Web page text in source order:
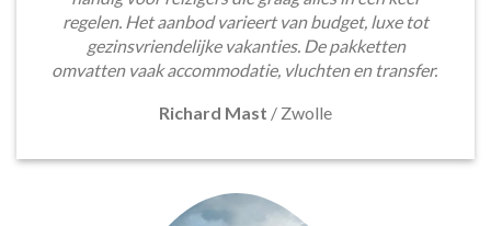
regelen. Het aanbod varieert van budget, luxe tot
gezinsvriendelijke vakanties. De pakketten
omvatten vaak accommodatie, vluchten en transfer.
Richard Mast / Zwolle